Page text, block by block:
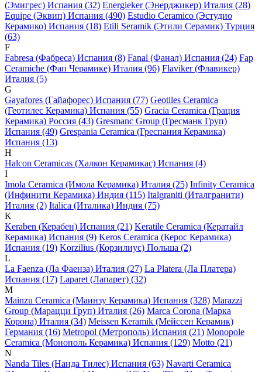
(Эмигрес) Испания (32) Energieker (Энерджикер) Италия (28)
Equipe (Эквип) Испания (490) Estudio Ceramico (Эстудио
Керамико) Испания (18) Etili Seramik (Этили Серамик) Турция
(63)
F
Fabresa (Фабреса) Испания (8) Fanal (Фанал) Испания (24) Fap
Ceramiche (Фап Черамике) Италия (96) Flaviker (Флавикер)
Италия (5)
G
Gayafores (Гайафорес) Испания (77) Geotiles Ceramica
(Геотилес Керамика) Испания (55) Gracia Ceramica (Грация
Керамика) Россия (43) Gresmanc Group (Гресманк Груп)
Испания (49) Grespania Ceramica (Греспания Керамика)
Испания (13)
H
Halcon Ceramicas (Халкон Керамикас) Испания (4)
I
Imola Ceramica (Имола Керамика) Италия (25) Infinity Ceramica
(Инфинити Керамика) Индия (115) Italgraniti (Италгранити)
Италия (2) Italica (Италика) Индия (75)
K
Keraben (Керабен) Испания (21) Keratile Ceramica (Кератайл
Керамика) Испания (9) Keros Ceramica (Керос Керамика)
Испания (19) Korzilius (Корзилиус) Польша (2)
L
La Faenza (Ла Фаенза) Италия (27) La Platera (Ла Платера)
Испания (17) Laparet (Лапарет) (32)
M
Mainzu Ceramica (Маинзу Керамика) Испания (328) Marazzi
Group (Марацци Груп) Италия (26) Marca Corona (Марка
Корона) Италия (34) Meissen Keramik (Мейсcен Керамик)
Германия (16) Metropol (Метрополь) Испания (21) Monopole
Ceramica (Монополь Керамика) Испания (129) Motto (21)
N
Nanda Tiles (Нанда Тилес) Испания (63) Navarti Ceramica